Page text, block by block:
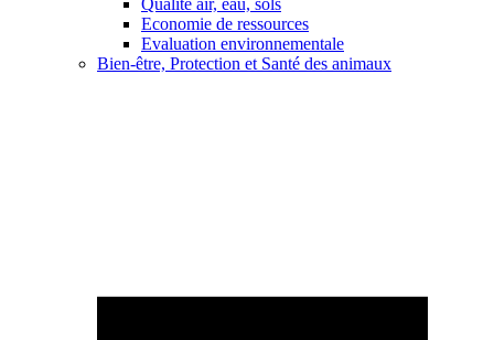
Qualité air, eau, sols
Economie de ressources
Evaluation environnementale
Bien-être, Protection et Santé des animaux